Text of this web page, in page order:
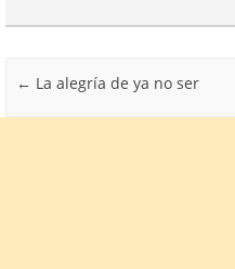
Post navigation
← La alegría de ya no ser